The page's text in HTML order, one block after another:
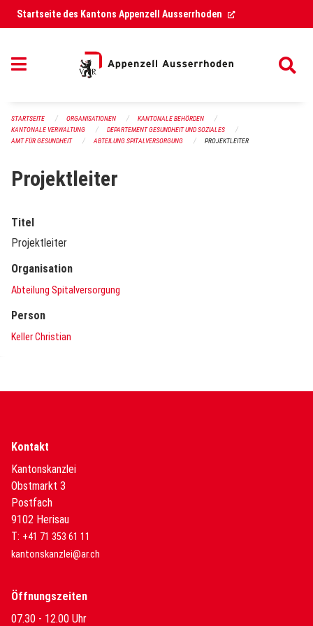
Navigation überspringen
Startseite des Kantons Appenzell Ausserrhoden (External Link)
STARTSEITE ORGANISATIONEN
KANTONALE BEHÖRDEN
KANTONALE VERWALTUNG
DEPARTEMENT GESUNDHEIT UND SOZIALES
AMT FÜR GESUNDHEIT
ABTEILUNG SPITALVERSORGUNG PROJEKTLEITER
Projektleiter
Titel
Projektleiter
Organisation
Abteilung Spitalversorgung
Person
Keller Christian
Kontakt
Kantonskanzlei
Obstmarkt 3
Postfach
9102 Herisau
T: +41 71 353 61 11
kantonskanzlei@ar.ch
Öffnungszeiten
07.30 - 12.00 Uhr